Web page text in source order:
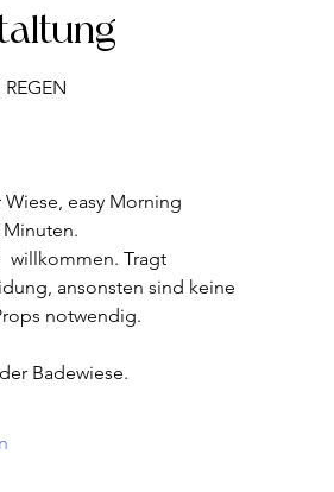
REGEN
Wiese, easy Morning
Minuten.
willkommen. Tragt
ansonsten sind keine
notwendig.
Badewiese.